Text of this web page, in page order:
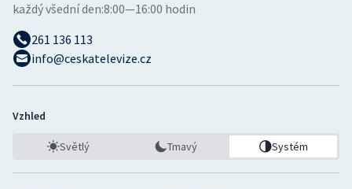
každý všední den:8:00—16:00 hodin
261 136 113
info@ceskatelevize.cz
Vzhled
Světlý Tmavý Systém